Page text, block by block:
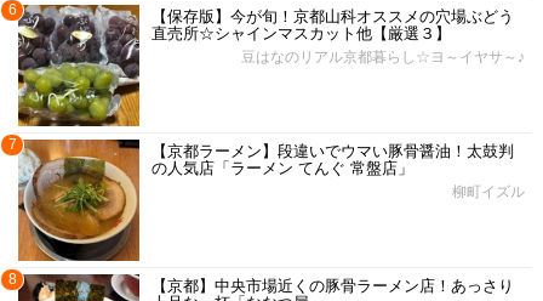
6
【保存版】今が旬！京都山科オススメの穴場ぶどう
直売所☆シャインマスカット他【厳選３】
豆はなのリアル京都暮らし☆ヨ～イヤサ～♪
7
【京都ラーメン】段違いでウマい豚骨醤油！太鼓判
の人気店「ラーメン てんぐ 常盤店」
柳町イズル
8
【京都】中央市場近くの豚骨ラーメン店！あっさり